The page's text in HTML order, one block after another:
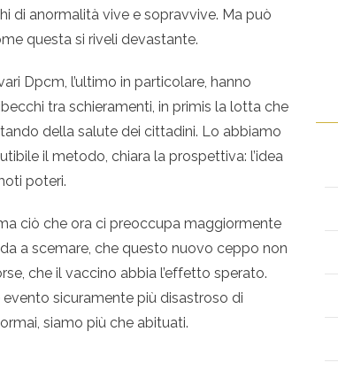
di anormalità vive e sopravvive. Ma può
questa si riveli devastante.
Dpcm, l’ultimo in particolare, hanno
tra schieramenti, in primis la lotta che
della salute dei cittadini. Lo abbiamo
il metodo, chiara la prospettiva: l’idea
poteri.
ciò che ora ci preoccupa maggiormente
a scemare, che questo nuovo ceppo non
che il vaccino abbia l’effetto sperato.
sicuramente più disastroso di
siamo più che abituati.